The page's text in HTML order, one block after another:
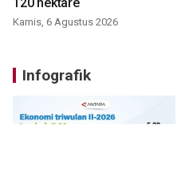
120 hektare
Kamis, 6 Agustus 2026
Infografik